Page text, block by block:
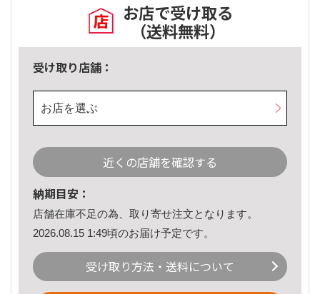
お店で受け取る
（送料無料）
受け取り店舗：
お店を選ぶ
近くの店舗を確認する
納期目安：
店舗在庫不足の為、取り寄せ注文となります。
2026.08.15 1:49頃のお届け予定です。
受け取り方法・送料について